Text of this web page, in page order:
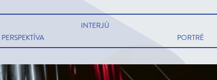
INTERJÚ
PERSPEKTÍVA PORTRÉ